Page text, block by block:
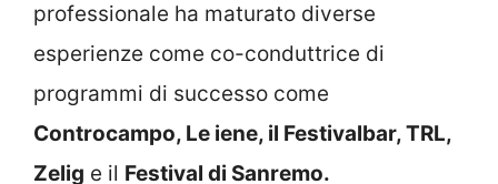
professionale ha maturato diverse
esperienze come co-conduttrice di
programmi di successo come
Controcampo, Le iene, il Festivalbar, TRL,
Zelig e il Festival di Sanremo.